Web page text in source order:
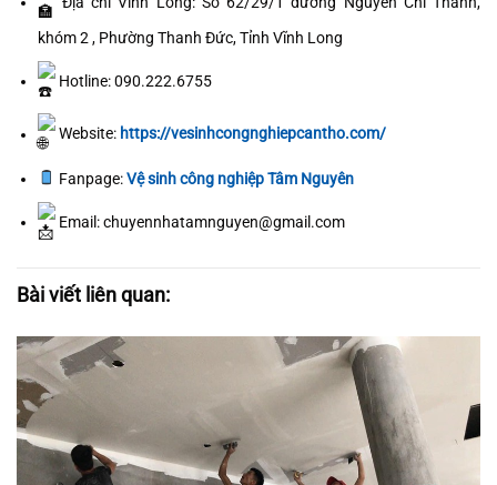
khóm 2 , Phường Thanh Đức, Tỉnh Vĩnh Long
Hotline: 090.222.6755
Website: https://vesinhcongnghiepcantho.com/
Fanpage:Vệ sinh công nghiệp Tâm Nguyên
Email: chuyennhatamnguyen@gmail.com
Bài viết liên quan: